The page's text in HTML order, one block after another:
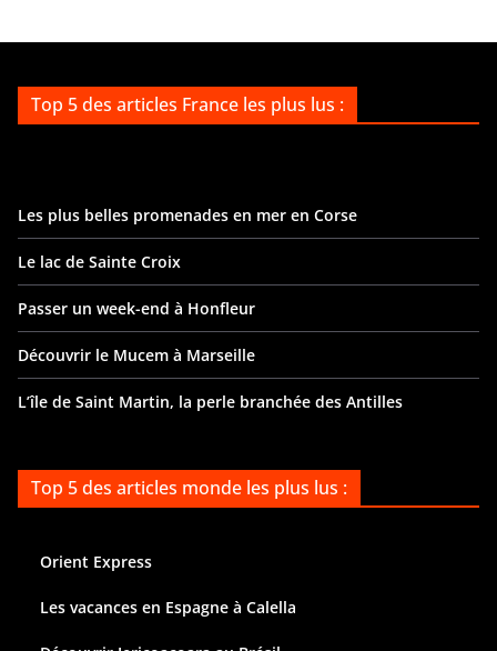
Top 5 des articles France les plus lus :
Les plus belles promenades en mer en Corse
Le lac de Sainte Croix
Passer un week-end à Honfleur
Découvrir le Mucem à Marseille
L’île de Saint Martin, la perle branchée des Antilles
Top 5 des articles monde les plus lus :
Orient Express
Les vacances en Espagne à Calella